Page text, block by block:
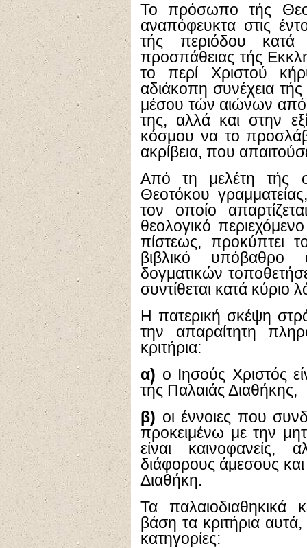
Το πρόσωπο τής
αναπόφευκτα στις
τής περιόδου κατά
προσπάθειας τής
το περί Χριστού
αδιάκοπη συνέχεια
μέσου τών αιώνων από
της, αλλά και στην
κόσμου να το
ακρίβεια, που
Από τη μελέτη τής
Θεοτόκου
τον οποίο
θεολογικό
πίστεως, προκύπτει
βιβλικό
δογματικών
συντίθεται κατά
Η πατερική σκέψη
την απαραίτητη
κριτήρια:
α) ο Ιησούς Χριστός
τής Παλαιάς Διαθήκης,
β) οι έννοιες που
προκειμένω με την
είναι καινοφανείς,
διάφορους άμεσους
Διαθήκη.
Τα παλαιοδιαθηκικά
βάση τα κριτήρια
κατηγορίες: